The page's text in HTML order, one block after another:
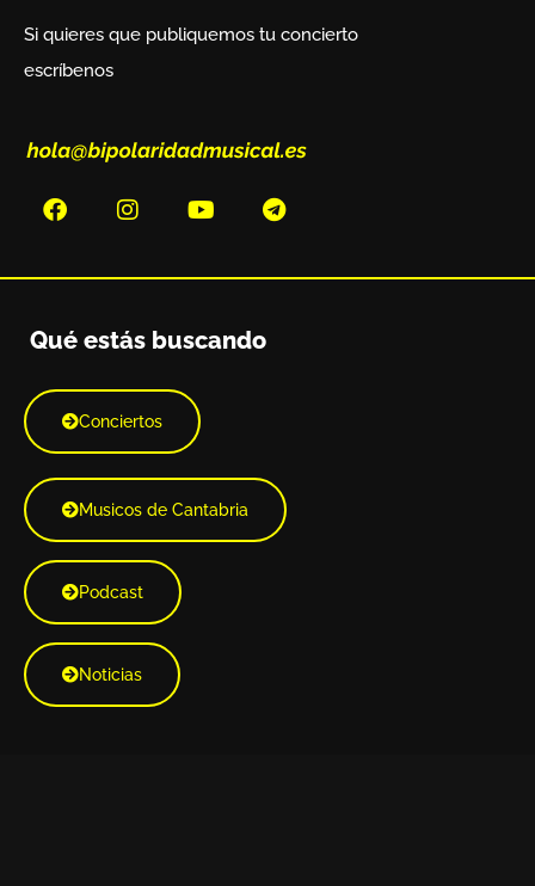
Si quieres que publiquemos tu concierto
escríbenos
Qué estás buscando
Conciertos
Musicos de Cantabria
Podcast
Noticias